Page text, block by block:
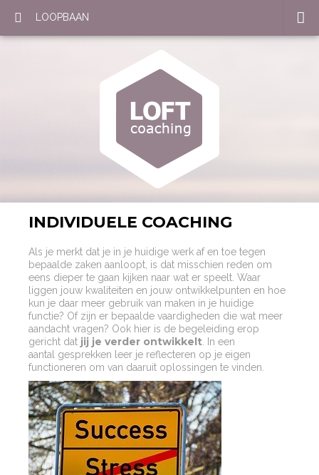
LOOPBAAN
INDIVIDUELE COACHING
Als je merkt dat je in je huidige werk af en toe tegen
bepaalde zaken aanloopt, is dat misschien reden om
eens dieper te gaan kijken naar wat er speelt. Waar
liggen jouw kwaliteiten en jouw ontwikkelpunten en hoe
kun je daar meer gebruik van maken in je huidige
functie? Of zijn er bepaalde vaardigheden die wat meer
aandacht vragen? Ook hier is de begeleiding erop
gericht dat jij je verder ontwikkelt . In een
aantal gesprekken leer je reflecteren op je eigen
functioneren om van daaruit oplossingen te vinden.